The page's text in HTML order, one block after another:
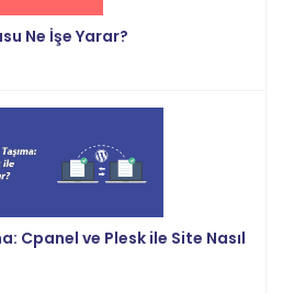
Ne İşe Yarar?
Cpanel ve Plesk ile Site Nasıl